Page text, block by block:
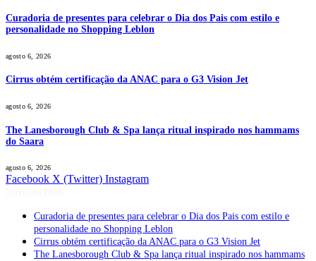
Curadoria de presentes para celebrar o Dia dos Pais com estilo e
personalidade no Shopping Leblon
agosto 6, 2026
Cirrus obtém certificação da ANAC para o G3 Vision Jet
agosto 6, 2026
The Lanesborough Club & Spa lança ritual inspirado nos hammams
do Saara
agosto 6, 2026
Facebook X (Twitter) Instagram
Curadoria de presentes para celebrar o Dia dos Pais com estilo e
personalidade no Shopping Leblon
Cirrus obtém certificação da ANAC para o G3 Vision Jet
The Lanesborough Club & Spa lança ritual inspirado nos hammams